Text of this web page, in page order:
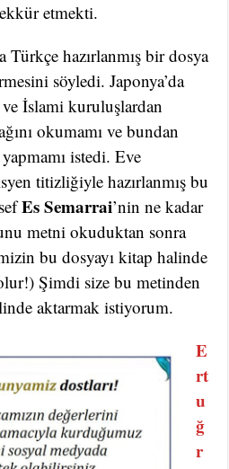
etmekti.
Türkçe hazırlanmış bir dosya
söyledi. Japonya’da
ve İslami kuruluşlardan
okumamı ve bundan
istedi. Eve
titizliğiyle hazırlanmış bu
Es Semarrai’nin ne kadar
metni okuduktan sonra
bu dosyayı kitap halinde
Şimdi size bu metinden
aktarmak istiyorum.
E
rt
u
ğ
r